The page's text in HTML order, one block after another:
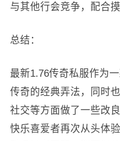
与其他行会竞争，配合
总结：
最新1.76传奇私服作为
传奇的经典弄法，同时
社交等方面做了一些改
快乐喜爱者再次从头体